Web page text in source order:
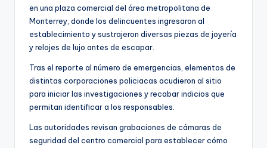
en una plaza comercial del área metropolitana de
Monterrey, donde los delincuentes ingresaron al
establecimiento y sustrajeron diversas piezas de joyería
y relojes de lujo antes de escapar.
Tras el reporte al número de emergencias, elementos de
distintas corporaciones policiacas acudieron al sitio
para iniciar las investigaciones y recabar indicios que
permitan identificar a los responsables.
Las autoridades revisan grabaciones de cámaras de
seguridad del centro comercial para establecer cómo